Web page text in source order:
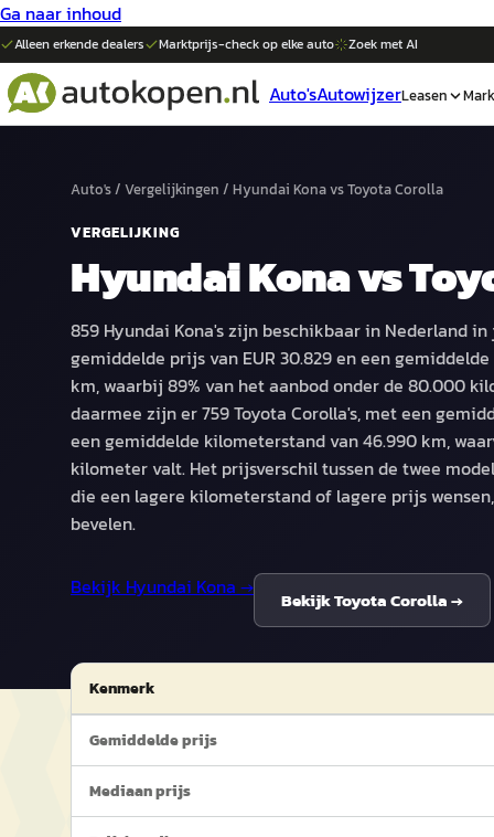
Ga naar inhoud
Alleen erkende dealers Marktprijs-check op elkeauto Zoek met AI
Auto'sAutowijzerLeasen
Auto's/ Vergelijkingen / Hyundai KonavsToyota Corolla
VERGELIJKING
Hyundai Konavs
859 Hyundai Kona's zijn beschikbaar in Nederland
gemiddelde prijs van EUR 30.829 en een
km, waarbij 89% van het aanbod onder de 80.000
daarmee zijn er 759 Toyota Corolla's, met een
een gemiddelde kilometerstand van 46.990 km,
kilometer valt. Het prijsverschil tussen de twee
die een lagere kilometerstand of lagere prijs
bevelen.
Bekijk Hyundai Kona →
BekijkToyota Corolla→
Kenmerk
Gemiddelde prijs
Mediaan prijs